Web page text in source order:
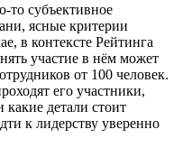
субъективное
ясные критерии
в контексте Рейтинга
участие в нём может
от 100 человек.
его участники,
детали стоит
к лидерству уверенно